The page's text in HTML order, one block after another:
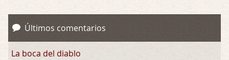
Últimos comentarios
La boca del diablo